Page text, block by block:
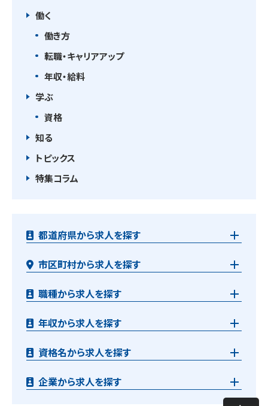
働く
働き方
転職・キャリアアップ
年収・給料
学ぶ
資格
知る
トピックス
特集コラム
都道府県から求人を探す
市区町村から求人を探す
職種から求人を探す
年収から求人を探す
資格名から求人を探す
企業から求人を探す